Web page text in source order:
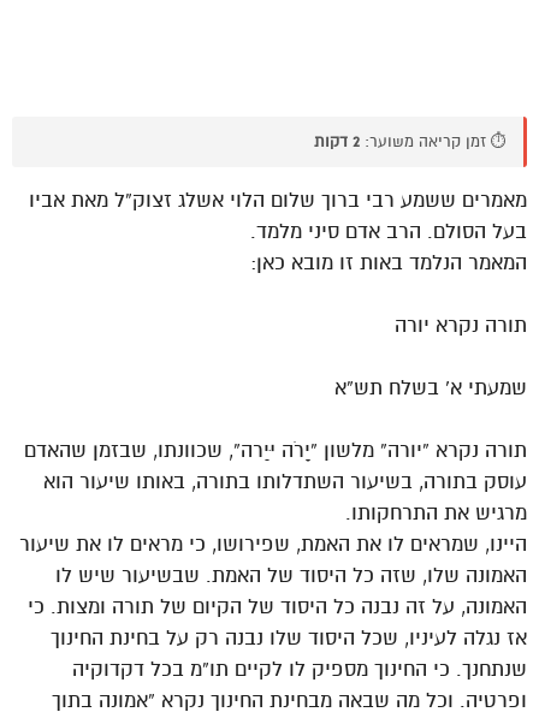
⏱️ זמן קריאה משוער: 2 דקות
מאמרים ששמע רבי ברוך שלום הלוי אשלג זצוק”ל מאת אביו
בעל הסולם. הרב אדם סיני מלמד.
המאמר הנלמד באות זו מובא כאן:
תורה נקרא יורה
שמעתי א’ בשלח תש”א
תורה נקרא “יורה” מלשון “יָרֹה יִיַרה”, שכוונתו, שבזמן שהאדם
עוסק בתורה, בשיעור השתדלותו בתורה, באותו שיעור הוא
מרגיש את התרחקותו.
היינו, שמראים לו את האמת, שפירושו, כי מראים לו את שיעור
האמונה שלו, שזה כל היסוד של האמת. שבשיעור שיש לו
האמונה, על זה נבנה כל היסוד של הקיום של תורה ומצות. כי
אז נגלה לעיניו, שכל היסוד שלו נבנה רק על בחינת החינוך
שנתחנך. כי החינוך מספיק לו לקיים תו”מ בכל דקדוקיה
ופרטיה. וכל מה שבאה מבחינת החינוך נקרא “אמונה בתוך